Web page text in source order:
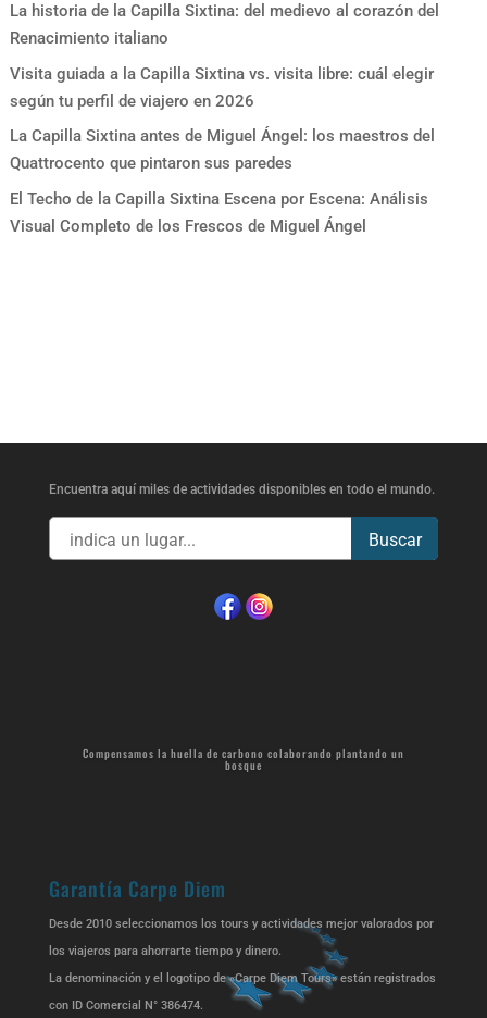
La historia de la Capilla Sixtina: del medievo al corazón del
Renacimiento italiano
Visita guiada a la Capilla Sixtina vs. visita libre: cuál elegir
según tu perfil de viajero en 2026
La Capilla Sixtina antes de Miguel Ángel: los maestros del
Quattrocento que pintaron sus paredes
El Techo de la Capilla Sixtina Escena por Escena: Análisis
Visual Completo de los Frescos de Miguel Ángel
Encuentra aquí miles de actividades disponibles en todo el mundo.
Buscar
Compensamos la huella de carbono colaborando plantando un
bosque
Garantía Carpe Diem
Desde 2010 seleccionamos los tours y actividades mejor valorados por
los viajeros para ahorrarte tiempo y dinero.
La denominación y el logotipo de «Carpe Diem Tours» están registrados
con ID Comercial N° 386474.